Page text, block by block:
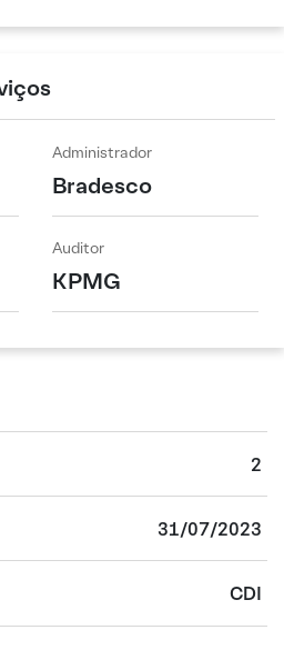
Administrador
Bradesco
Auditor
KPMG
2
31/07/2023
CDI